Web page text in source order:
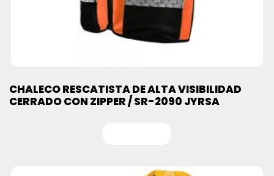
CHALECO RESCATISTA DE ALTA VISIBILIDAD
CERRADO CON ZIPPER / SR-2090 JYRSA